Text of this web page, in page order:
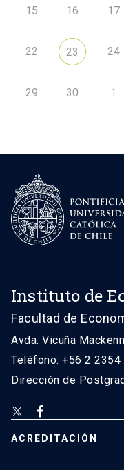
15 16 17
22 23 24
29 30 1
Instituto de
Facultad de
Avda. Vicuña
Teléfono: +56 2 2354
Dirección de
ACREDITACIÓN